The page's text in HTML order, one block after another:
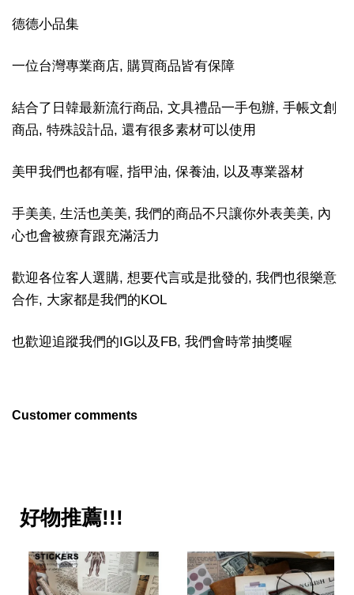
德德小品集
一位台灣專業商店, 購買商品皆有保障
結合了日韓最新流行商品, 文具禮品一手包辦, 手帳文創
商品, 特殊設計品, 還有很多素材可以使用
美甲我們也都有喔, 指甲油, 保養油, 以及專業器材
手美美, 生活也美美, 我們的商品不只讓你外表美美, 內
心也會被療育跟充滿活力
歡迎各位客人選購, 想要代言或是批發的, 我們也很樂意
合作, 大家都是我們的KOL
也歡迎追蹤我們的IG以及FB, 我們會時常抽獎喔
Customer comments
好物推薦!!!